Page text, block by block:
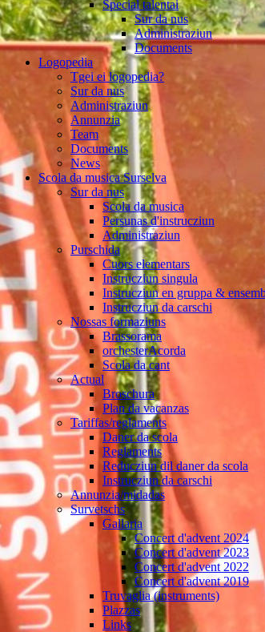
Special talentai
Sur da nus
Administraziun
Documents
Logopedia
Tgei ei logopedia?
Sur da nus
Administraziun
Annunzia
Team
Documents
News
Scola da musica Surselva
Sur da nus
Scola da musica
Persunas d'instrucziun
Administraziun
Purschida
Cuors elementars
Instrucziun singula
Instrucziun en gruppa &
Instrucziun da carschi
Nossas formaziuns
Brassorama
orchesterAcorda
Scola da cant
Actual
Broschura
Plan da vacanzas
Tariffas/reglaments
Daner da scola
Reglaments
Reducziun dil daner da scola
Instrucziun da carschi
Annunzia/midadas
Survetschs
Gallaria
Concert d'advent 2024
Concert d'advent 2023
Concert d'advent 2022
Concert d'advent 2019
Truvaglia (instruments)
Plazzas
Links